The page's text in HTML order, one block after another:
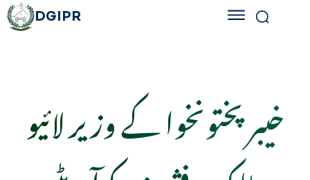
DGIPR
خیبر پختونخوا کے وزیر لائیو